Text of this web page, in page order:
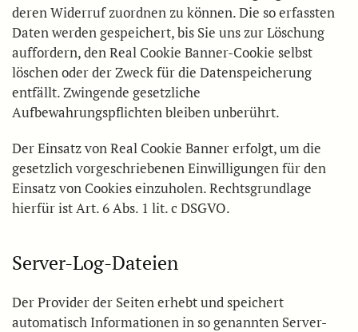
deren Widerruf zuordnen zu können. Die so erfassten
Daten werden gespeichert, bis Sie uns zur Löschung
auffordern, den Real Cookie Banner-Cookie selbst
löschen oder der Zweck für die Datenspeicherung
entfällt. Zwingende gesetzliche
Aufbewahrungspflichten bleiben unberührt.
Der Einsatz von Real Cookie Banner erfolgt, um die
gesetzlich vorgeschriebenen Einwilligungen für den
Einsatz von Cookies einzuholen. Rechtsgrundlage
hierfür ist Art. 6 Abs. 1 lit. c DSGVO.
Server-Log-Dateien
Der Provider der Seiten erhebt und speichert
automatisch Informationen in so genannten Server-